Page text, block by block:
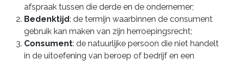
afspraak tussen die derde en de ondernemer;
Bedenktijd: de termijn waarbinnen de consument
gebruik kan maken van zijn herroepingsrecht;
Consument: de natuurlijke persoon die niet handelt
in de uitoefening van beroep of bedrijf en een